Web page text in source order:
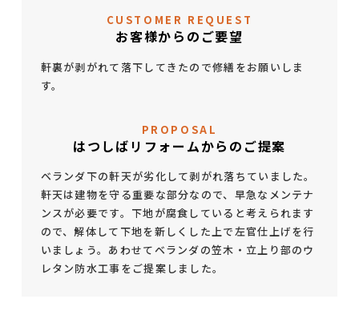
CUSTOMER REQUEST
お客様からのご要望
軒裏が剥がれて落下してきたので修繕をお願いしま
す。
PROPOSAL
はつしばリフォームからのご提案
ベランダ下の軒天が劣化して剥がれ落ちていました。
軒天は建物を守る重要な部分なので、早急なメンテナ
ンスが必要です。下地が腐食していると考えられます
ので、解体して下地を新しくした上で左官仕上げを行
いましょう。あわせてベランダの笠木・立上り部のウ
レタン防水工事をご提案しました。